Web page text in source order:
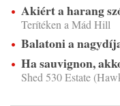
Akiért a harang
Terítéken a Mád Hill
Balatoni a
Ha sauvignon,
Shed 530 Estate